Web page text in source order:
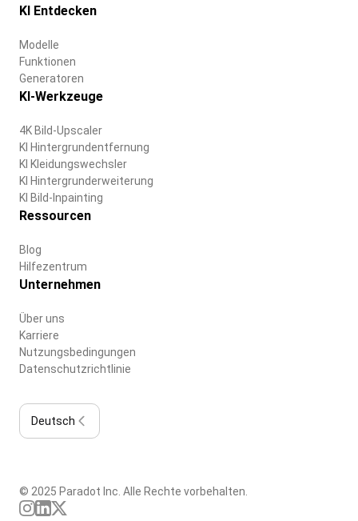
KI Entdecken
Modelle
Funktionen
Generatoren
KI-Werkzeuge
4K Bild-Upscaler
KI Hintergrundentfernung
KI Kleidungswechsler
KI Hintergrunderweiterung
KI Bild-Inpainting
Ressourcen
Blog
Hilfezentrum
Unternehmen
Über uns
Karriere
Nutzungsbedingungen
Datenschutzrichtlinie
Deutsch
© 2025 Paradot Inc. Alle Rechte vorbehalten.